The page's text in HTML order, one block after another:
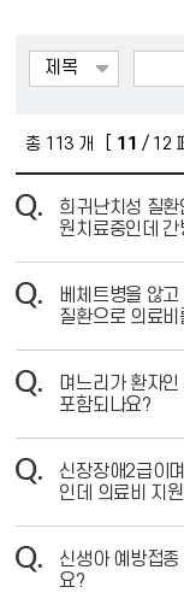
총 113개 [ 11 / 12
희귀난치성 질
원치료중인데
베체트병을 않
질환으로 의료
며느리가 환자
포함되나요?
신장장애2급이
인데 의료비 지
신생아 예방접
요?